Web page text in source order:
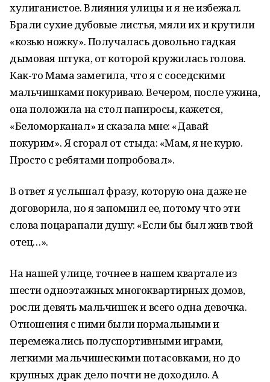
хулиганистое. Влияния улицы и я не избежал.
Брали сухие дубовые листья, мяли их и крутили
«козью ножку». Получалась довольно гадкая
дымовая штука, от которой кружилась голова.
Как-то Мама заметила, что я с соседскими
мальчишками покуриваю. Вечером, после ужина,
она положила на стол папиросы, кажется,
«Беломорканал» и сказала мне: «Давай
покурим». Я сгорал от стыда: «Мам, я не курю.
Просто с ребятами попробовал».
В ответ я услышал фразу, которую она даже не
договорила, но я запомнил ее, потому что эти
слова поцарапали душу: «Если бы был жив твой
отец…».
На нашей улице, точнее в нашем квартале из
шести одноэтажных многоквартирных домов,
росли девять мальчишек и всего одна девочка.
Отношения с ними были нормальными и
перемежались полуспортивными играми,
легкими мальчишескими потасовками, но до
крупных драк дело почти не доходило. А